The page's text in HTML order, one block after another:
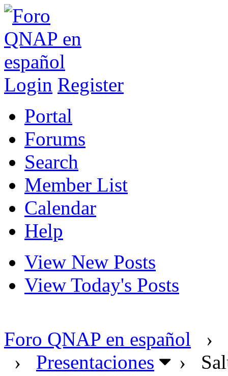
Login Register
Portal
Forums
Search
Member List
Calendar
Help
View New Posts
View Today's Posts
Foro QNAP en español ›
› Presentaciones ›